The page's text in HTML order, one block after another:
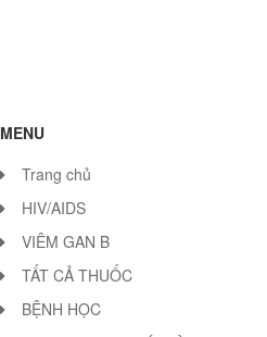
MENU
Trang chủ
HIV/AIDS
VIÊM GAN B
TẤT CẢ THUỐC
BỆNH HỌC